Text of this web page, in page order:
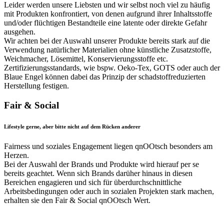
Leider werden unsere Liebsten und wir selbst noch viel zu häufig
mit Produkten konfrontiert, von denen aufgrund ihrer Inhaltsstoffe
und/oder flüchtigen Bestandteile eine latente oder direkte Gefahr
ausgehen.
Wir achten bei der Auswahl unserer Produkte bereits stark auf die
Verwendung natürlicher Materialien ohne künstliche Zusatzstoffe,
Weichmacher, Lösemittel, Konservierungsstoffe etc.
Zertifizierungsstandards, wie bspw. Oeko-Tex, GOTS oder auch der
Blaue Engel können dabei das Prinzip der schadstoffreduzierten
Herstellung festigen.
Fair & Social
Lifestyle gerne, aber bitte nicht auf dem Rücken anderer
Fairness und soziales Engagement liegen qnOOtsch besonders am
Herzen.
Bei der Auswahl der Brands und Produkte wird hierauf per se
bereits geachtet. Wenn sich Brands darüher hinaus in diesen
Bereichen engagieren und sich für überdurchschnittliche
Arbeitsbedingungen oder auch in sozialen Projekten stark machen,
erhalten sie den Fair & Social qnOOtsch Wert.